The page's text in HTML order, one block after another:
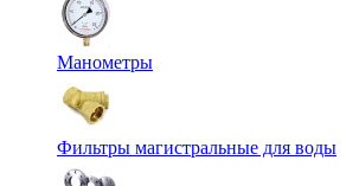
Манометры
Фильтры магистральные для воды